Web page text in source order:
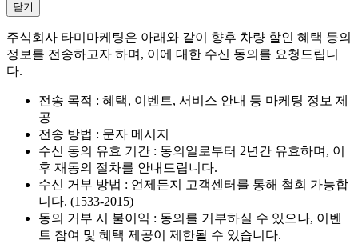
닫기
주식회사 타미마케팅은 아래와 같이 향후 차량 할인 혜택 등의
정보를 전송하고자 하며, 이에 대한 수신 동의를 요청드립니
다.
전송 목적 : 혜택, 이벤트, 서비스 안내 등 마케팅 정보 제
공
전송 방법 : 문자 메시지
수신 동의 유효 기간 : 동의일로부터 2년간 유효하며, 이
후 재동의 절차를 안내드립니다.
수신 거부 방법 : 언제든지 고객센터를 통해 철회 가능합
니다. (1533-2015)
동의 거부 시 불이익 : 동의를 거부하실 수 있으나, 이벤
트 참여 및 혜택 제공이 제한될 수 있습니다.